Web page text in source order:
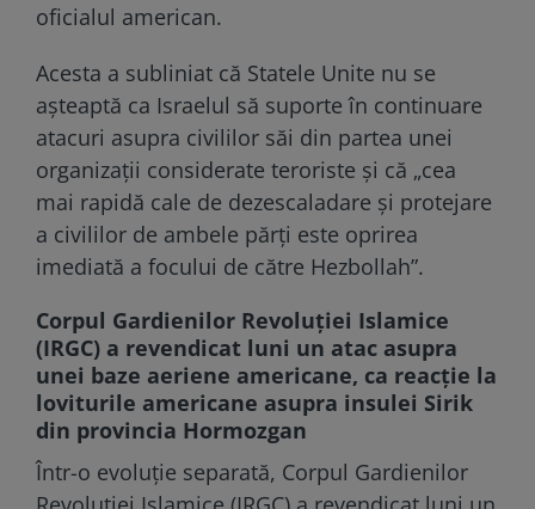
oficialul american.
Acesta a subliniat că Statele Unite nu se
așteaptă ca Israelul să suporte în continuare
atacuri asupra civililor săi din partea unei
organizații considerate teroriste și că „cea
mai rapidă cale de dezescaladare și protejare
a civililor de ambele părți este oprirea
imediată a focului de către Hezbollah”.
Corpul Gardienilor Revoluției Islamice
(IRGC) a revendicat luni un atac asupra
unei baze aeriene americane, ca reacție la
loviturile americane asupra insulei Sirik
din provincia Hormozgan
Într-o evoluție separată, Corpul Gardienilor